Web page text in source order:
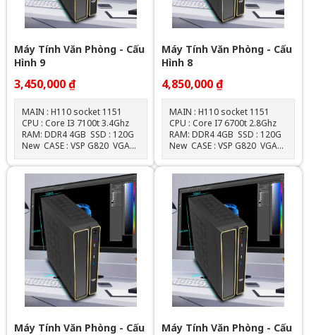
Máy Tính Văn Phòng - Cấu
Hình 9
3,450,000 ₫
MAIN : H110 socket 1151
CPU : Core I3 7100t 3.4Ghz
RAM: DDR4 4GB SSD : 120G
New CASE : VSP G820 VGA
: Onboard NGUỒN :
550W New Tặng Gói bảo
dưỡng vệ sinh miễn phí trọn
đời Miễn phí cài Windows &
Office
Máy Tính Văn Phòng - Cấu
Hình 8
4,850,000 ₫
MAIN : H110 socket 1151
CPU : Core I7 6700t 2.8Ghz
RAM: DDR4 4GB SSD : 120G
New CASE : VSP G820 VGA
: Onboard NGUỒN :
550W New Tặng Gói bảo
dưỡng vệ sinh miễn phí trọn
đời Miễn phí cài Windows &
Office
Máy Tính Văn Phòng - Cấu
Máy Tính Văn Phòng - Cấu